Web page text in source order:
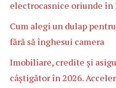
electrocasnice oriunde în
Cum alegi un dulap
fără să înghesui camera
Imobiliare, credite și
câștigător în 2026.